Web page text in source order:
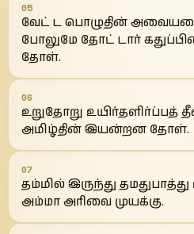
05
வேட் ட பொழுதின்
போலுமே தோட் டார்
தோள்.
06
உறுதோறு
அமிழ்தின் இயன்றன தோள்.
07
தம்மில் இருந்து
அம்மா அரிவை முயக்கு.